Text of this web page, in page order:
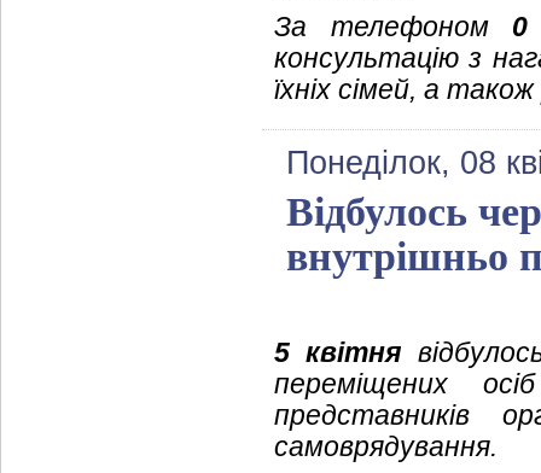
За телефоном 0
консультацію з
їхніх сімей, а
Понеділок, 08
Відбулось
внутрішньо
5 квітня
переміщених
представників
самоврядування.